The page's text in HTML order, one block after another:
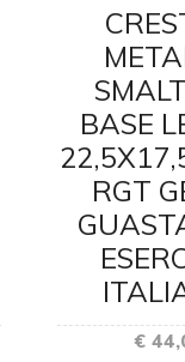
BASE
RGT
€